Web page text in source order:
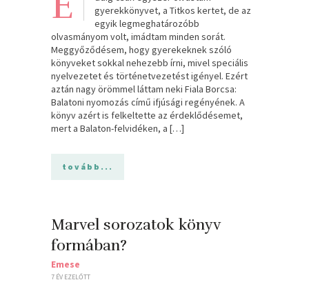
gyerekkönyvet, a Titkos kertet, de az
egyik legmeghatározóbb
olvasmányom volt, imádtam minden sorát.
Meggyőződésem, hogy gyerekeknek szóló
könyveket sokkal nehezebb írni, mivel speciális
nyelvezetet és történetvezetést igényel. Ezért
aztán nagy örömmel láttam neki Fiala Borcsa:
Balatoni nyomozás című ifjúsági regényének. A
könyv azért is felkeltette az érdeklődésemet,
mert a Balaton-felvidéken, a […]
tovább...
Marvel sorozatok könyv
formában?
Emese
7 ÉV EZELŐTT